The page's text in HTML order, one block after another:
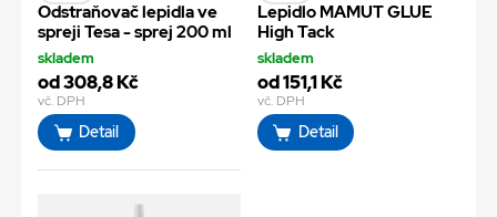
Odstraňovač lepidla ve
spreji Tesa - sprej 200 ml
skladem
od 308,8 Kč
vč. DPH
Detail
Lepidlo MAMUT GLUE
High Tack
skladem
od 151,1 Kč
vč. DPH
Detail